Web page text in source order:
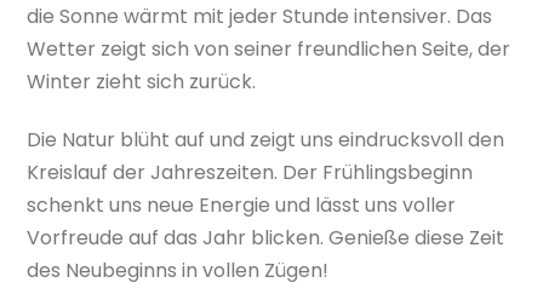
die Sonne wärmt mit jeder Stunde intensiver. Das
Wetter zeigt sich von seiner freundlichen Seite, der
Winter zieht sich zurück.
Die Natur blüht auf und zeigt uns eindrucksvoll den
Kreislauf der Jahreszeiten. Der Frühlingsbeginn
schenkt uns neue Energie und lässt uns voller
Vorfreude auf das Jahr blicken. Genieße diese Zeit
des Neubeginns in vollen Zügen!